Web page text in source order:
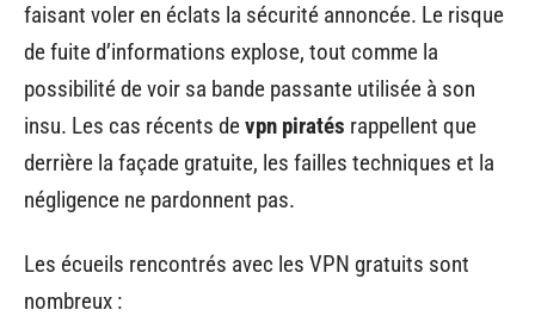
faisant voler en éclats la sécurité annoncée. Le risque
de fuite d’informations explose, tout comme la
possibilité de voir sa bande passante utilisée à son
insu. Les cas récents devpn piratés rappellent que
derrière la façade gratuite, les failles techniques et la
négligence ne pardonnent pas.
Les écueils rencontrés avec les VPN gratuits sont
nombreux :